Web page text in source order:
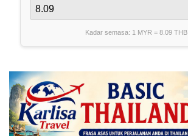
Kadar semasa: 1 MYR = 8.09 THB